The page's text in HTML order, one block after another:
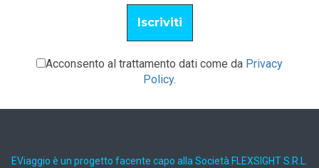
Acconsento al trattamento dati come da Privacy
Policy.
EViaggio è un progetto facente capo alla Società FLEXSIGHT S.R.L.